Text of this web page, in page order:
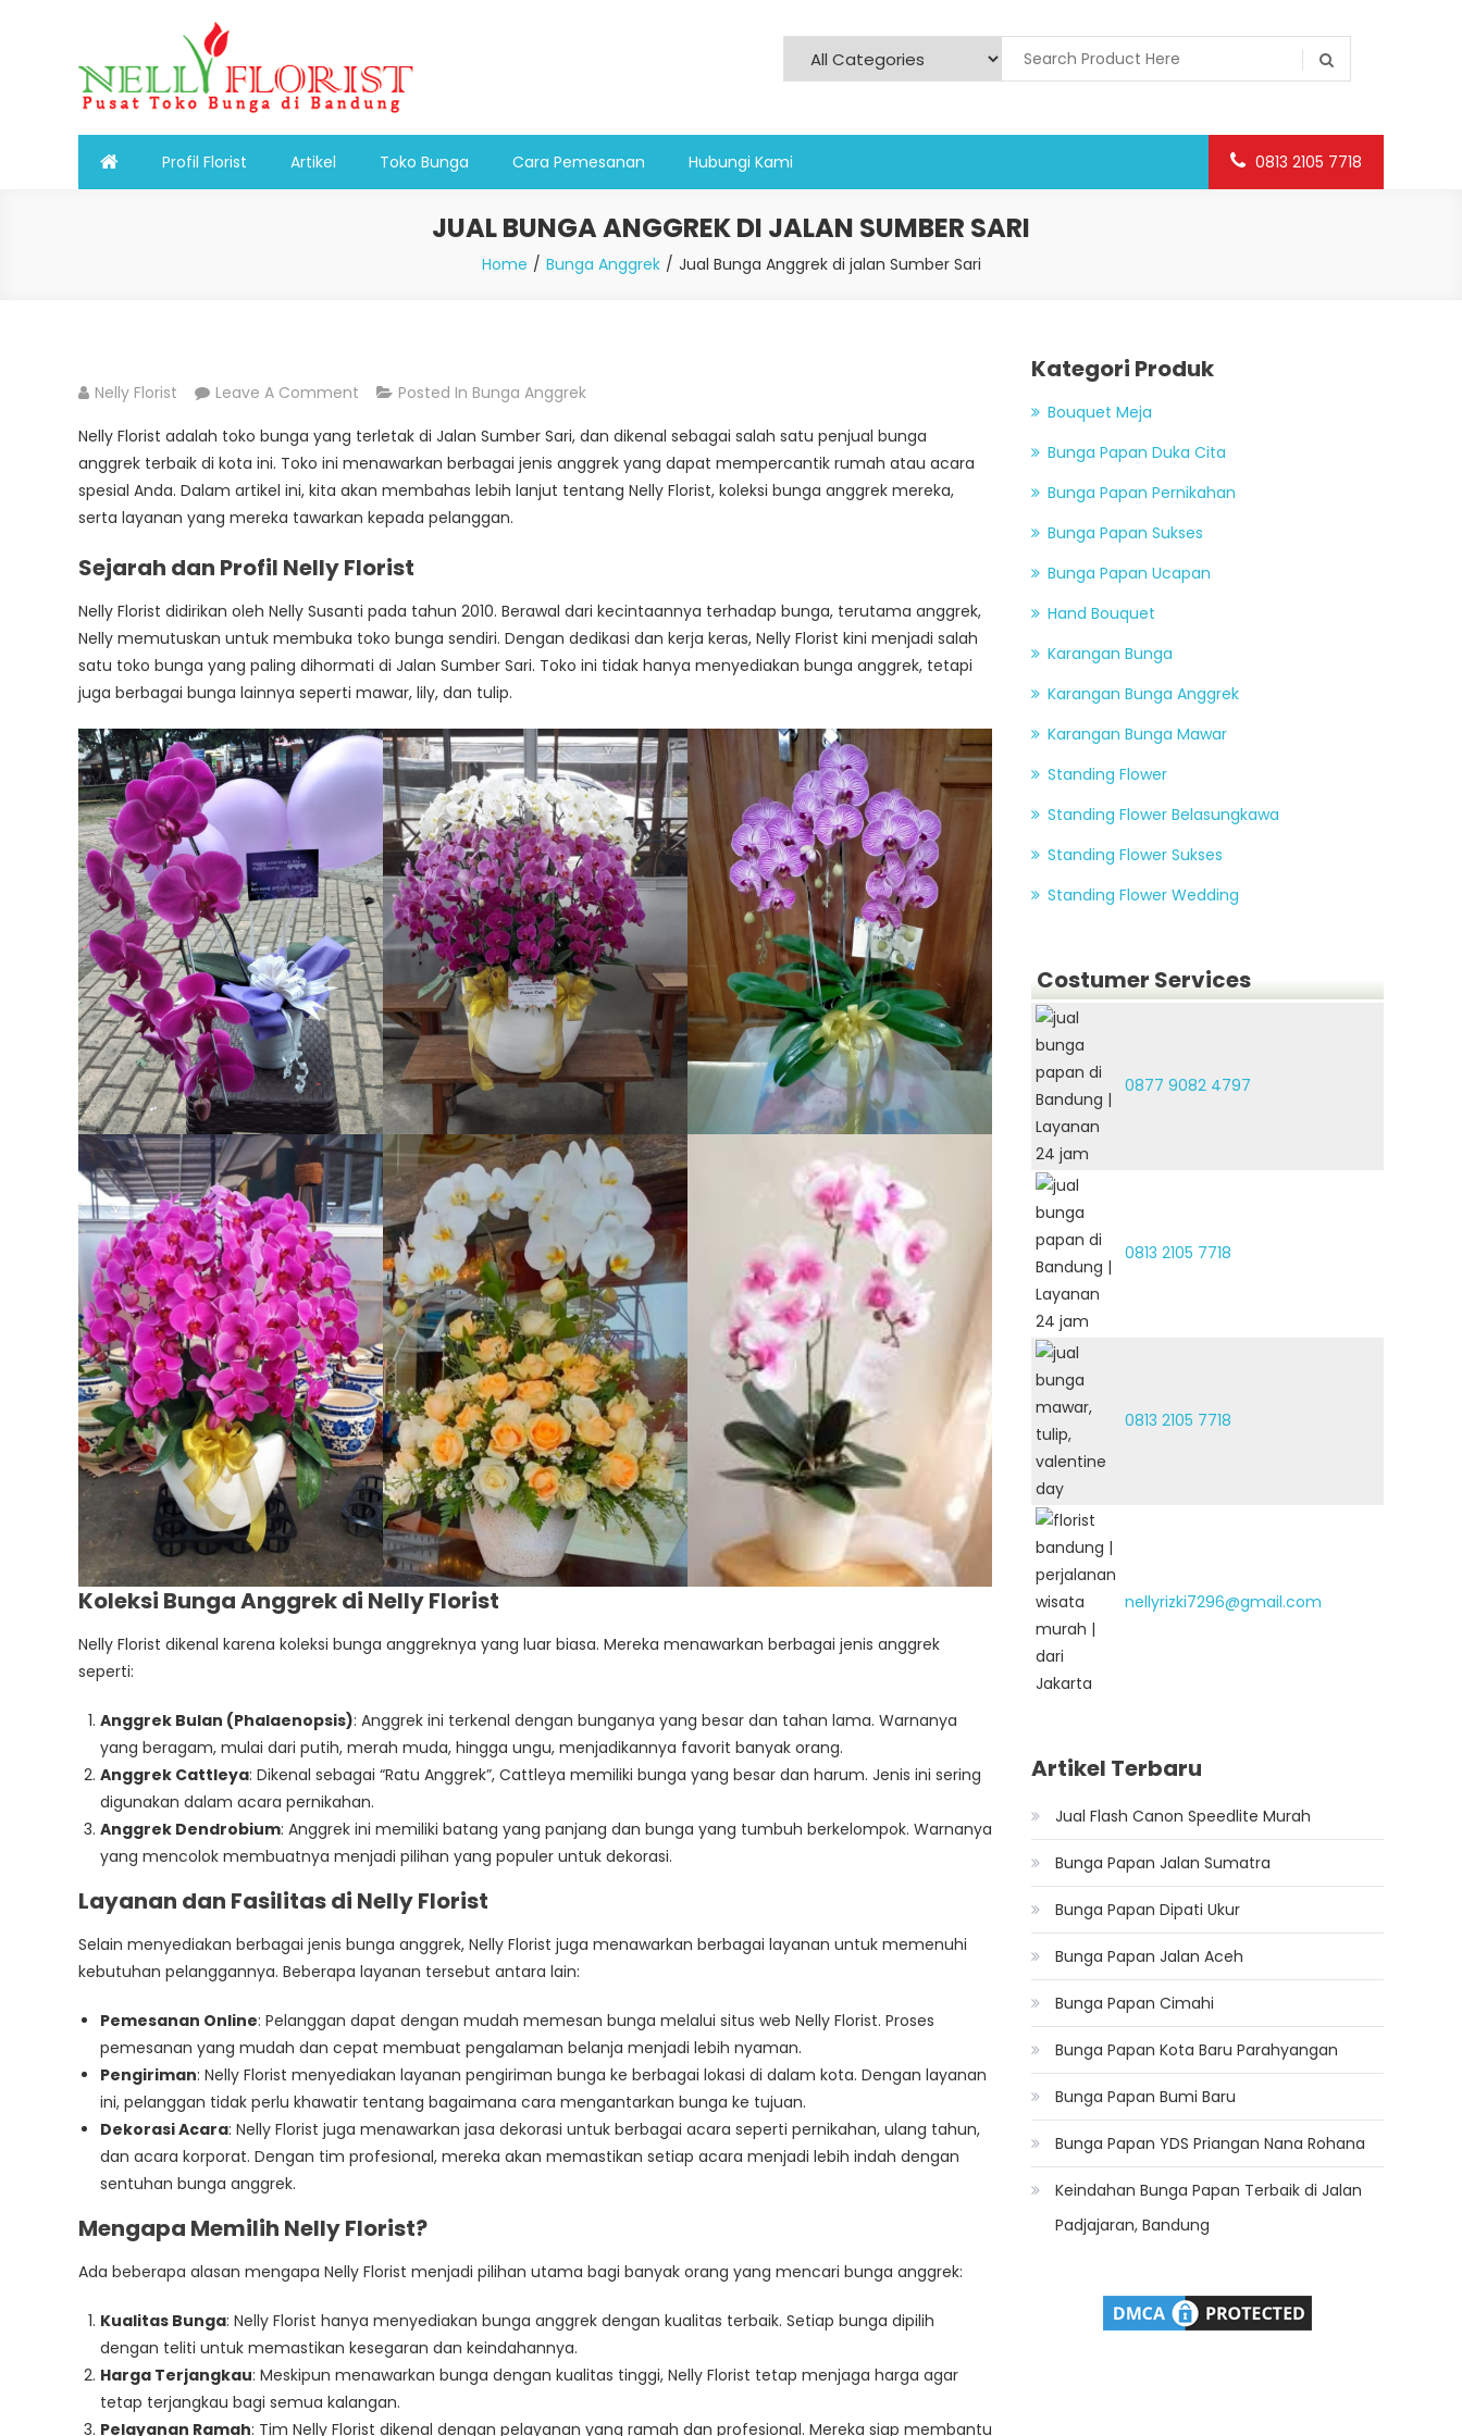
Nelly Florist Bandung
Profil Florist
Artikel Toko Bunga Cara Pemesanan Hubungi Kami 0813 2105 7718
JUAL BUNGA ANGGREK DI JALAN SUMBER SARI
Home Bunga Anggrek Jual Bunga Anggrek di jalan Sumber Sari
Nelly Florist Leave A Comment On
Bunga
Anggrek
Di
Jalan
Sumber
Sari
Posted In Bunga Anggrek
Nelly Florist adalah toko bunga yang terletak di Jalan Sumber Sari, dan dikenal sebagai salah satu penjual bunga
anggrek terbaik di kota ini. Toko ini menawarkan berbagai jenis anggrek yang dapat mempercantik rumah atau acara
spesial Anda. Dalam artikel ini, kita akan membahas lebih lanjut tentang Nelly Florist, koleksi bunga anggrek mereka,
serta layanan yang mereka tawarkan kepada pelanggan.
Sejarah dan Profil Nelly Florist
Nelly Florist didirikan oleh Nelly Susanti pada tahun 2010. Berawal dari kecintaannya terhadap bunga, terutama anggrek,
Nelly memutuskan untuk membuka toko bunga sendiri. Dengan dedikasi dan kerja keras, Nelly Florist kini menjadi salah
satu toko bunga yang paling dihormati di Jalan Sumber Sari. Toko ini tidak hanya menyediakan bunga anggrek, tetapi
juga berbagai bunga lainnya seperti mawar, lily, dan tulip.
Koleksi Bunga Anggrek di Nelly Florist
Nelly Florist dikenal karena koleksi bunga anggreknya yang luar biasa. Mereka menawarkan berbagai jenis anggrek
seperti:
Anggrek Bulan (Phalaenopsis): Anggrek ini terkenal dengan bunganya yang besar dan tahan lama. Warnanya
yang beragam, mulai dari putih, merah muda, hingga ungu, menjadikannya favorit banyak orang.
Anggrek Cattleya: Dikenal sebagai “Ratu Anggrek”, Cattleya memiliki bunga yang besar dan harum. Jenis ini sering
digunakan dalam acara pernikahan.
Anggrek Dendrobium: Anggrek ini memiliki batang yang panjang dan bunga yang tumbuh berkelompok. Warnanya
yang mencolok membuatnya menjadi pilihan yang populer untuk dekorasi.
Layanan dan Fasilitas di Nelly Florist
Selain menyediakan berbagai jenis bunga anggrek, Nelly Florist juga menawarkan berbagai layanan untuk memenuhi
kebutuhan pelanggannya. Beberapa layanan tersebut antara lain:
Pemesanan Online: Pelanggan dapat dengan mudah memesan bunga melalui situs web Nelly Florist. Proses
pemesanan yang mudah dan cepat membuat pengalaman belanja menjadi lebih nyaman.
Pengiriman: Nelly Florist menyediakan layanan pengiriman bunga ke berbagai lokasi di dalam kota. Dengan layanan
ini, pelanggan tidak perlu khawatir tentang bagaimana cara mengantarkan bunga ke tujuan.
Dekorasi Acara: Nelly Florist juga menawarkan jasa dekorasi untuk berbagai acara seperti pernikahan, ulang tahun,
dan acara korporat. Dengan tim profesional, mereka akan memastikan setiap acara menjadi lebih indah dengan
sentuhan bunga anggrek.
Mengapa Memilih Nelly Florist?
Ada beberapa alasan mengapa Nelly Florist menjadi pilihan utama bagi banyak orang yang mencari bunga anggrek:
Kualitas Bunga: Nelly Florist hanya menyediakan bunga anggrek dengan kualitas terbaik. Setiap bunga dipilih
dengan teliti untuk memastikan kesegaran dan keindahannya.
Harga Terjangkau: Meskipun menawarkan bunga dengan kualitas tinggi, Nelly Florist tetap menjaga harga agar
tetap terjangkau bagi semua kalangan.
Pelayanan Ramah: Tim Nelly Florist dikenal dengan pelayanan yang ramah dan profesional. Mereka siap membantu
Kategori Produk
Bouquet Meja
Bunga Papan Duka Cita
Bunga Papan Pernikahan
Bunga Papan Sukses
Bunga Papan Ucapan
Hand Bouquet
Karangan Bunga
Karangan Bunga Anggrek
Karangan Bunga Mawar
Standing Flower
Standing Flower Belasungkawa
Standing Flower Sukses
Standing Flower Wedding
Costumer Services
0877 9082 4797
0813 2105 7718
0813 2105 7718
nellyrizki7296@gmail.com
Artikel Terbaru
Jual Flash Canon Speedlite Murah
Bunga Papan Jalan Sumatra
Bunga Papan Dipati Ukur
Bunga Papan Jalan Aceh
Bunga Papan Cimahi
Bunga Papan Kota Baru Parahyangan
Bunga Papan Bumi Baru
Bunga Papan YDS Priangan Nana Rohana
Keindahan Bunga Papan Terbaik di Jalan
Padjajaran, Bandung